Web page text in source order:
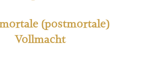
(postmortale)
Vollmacht